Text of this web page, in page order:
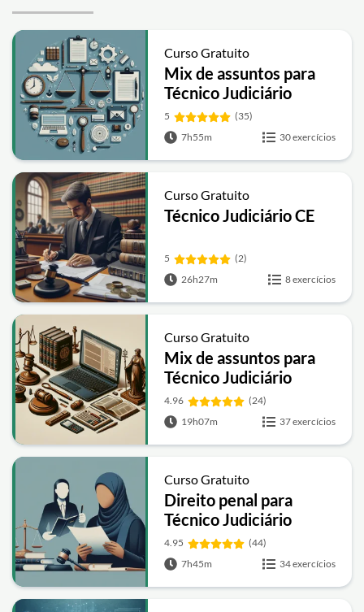
Curso Gratuito
Mix de assuntos para
Técnico Judiciário
5
(35)
7h55m
30 exercícios
Curso Gratuito
Técnico Judiciário CE
5
(2)
26h27m
8 exercícios
Curso Gratuito
Mix de assuntos para
Técnico Judiciário
4.96
(24)
19h07m
37 exercícios
Curso Gratuito
Direito penal para
Técnico Judiciário
4.95
(44)
7h45m
34 exercícios